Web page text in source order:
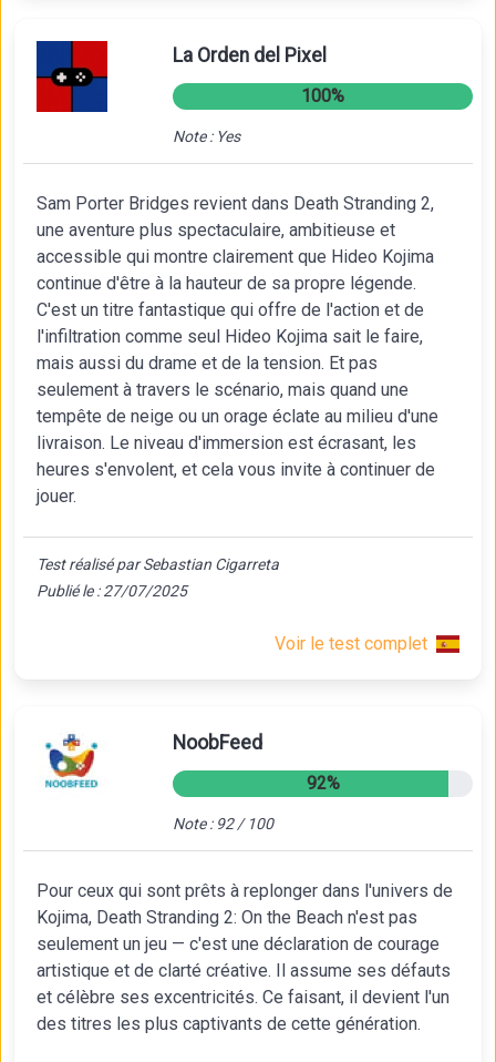
La Orden del Pixel
100%
Note : Yes
Sam Porter Bridges revient dans Death Stranding 2,
une aventure plus spectaculaire, ambitieuse et
accessible qui montre clairement que Hideo Kojima
continue d'être à la hauteur de sa propre légende.
C'est un titre fantastique qui offre de l'action et de
l'infiltration comme seul Hideo Kojima sait le faire,
mais aussi du drame et de la tension. Et pas
seulement à travers le scénario, mais quand une
tempête de neige ou un orage éclate au milieu d'une
livraison. Le niveau d'immersion est écrasant, les
heures s'envolent, et cela vous invite à continuer de
jouer.
Test réalisé par Sebastian Cigarreta
Publié le : 27/07/2025
Voir le test complet
NoobFeed
92%
Note : 92 / 100
Pour ceux qui sont prêts à replonger dans l'univers de
Kojima, Death Stranding 2: On the Beach n'est pas
seulement un jeu — c'est une déclaration de courage
artistique et de clarté créative. Il assume ses défauts
et célèbre ses excentricités. Ce faisant, il devient l'un
des titres les plus captivants de cette génération.